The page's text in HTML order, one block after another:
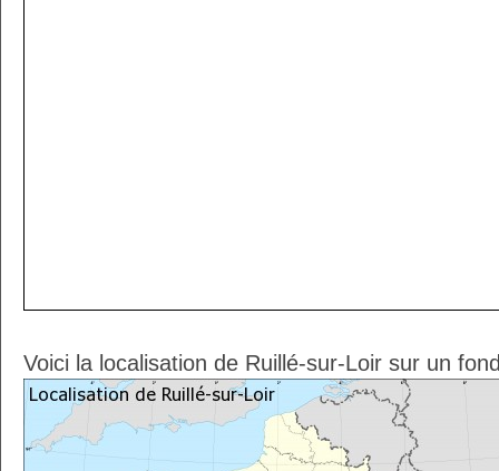
Voici la localisation de Ruillé-sur-Loir sur un